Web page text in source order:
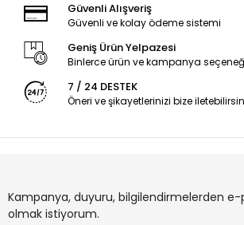
Güvenli Alışveriş
Güvenli ve kolay ödeme sistemi
Geniş Ürün Yelpazesi
Binlerce ürün ve kampanya
7 / 24 DESTEK
Öneri ve şikayetlerinizi bize
Kampanya, duyuru, bilgilendirmelerden
olmak istiyorum.